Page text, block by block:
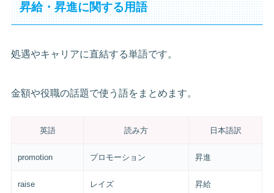
昇給・昇進に関する用語
処遇やキャリアに直結する単語です。
金額や役職の話題で使う語をまとめます。
英語 読み方 日本語訳
promotion プロモーション 昇進
raise レイズ 昇給